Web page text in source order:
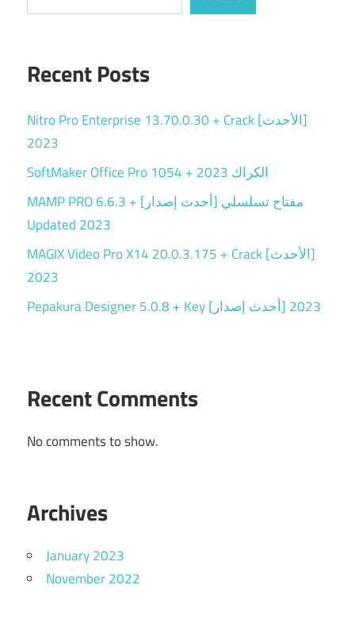
Recent Posts
Nitro Pro Enterprise 13.70.0.30 + Crack [الأحدث]
2023
SoftMaker Office Pro 1054 + الكراك 2023
MAMP PRO 6.6.3 + مفتاح تسلسلي [أحدث إصدار]
Updated 2023
MAGIX Video Pro X14 20.0.3.175 + Crack [الأحدث]
2023
Pepakura Designer 5.0.8 + Key [أحدث إصدار] 2023
Recent Comments
No comments to show.
Archives
January 2023
November 2022